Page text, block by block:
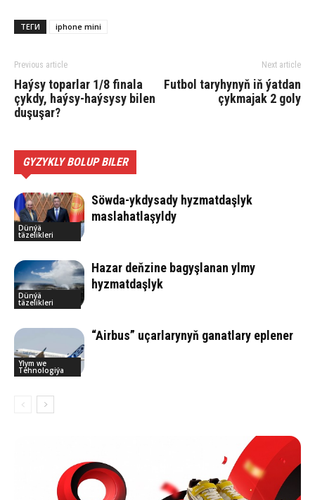
ТЕГИ iphone mini
Previous article
Haýsy toparlar 1/8 finala
çykdy, haýsy-haýsysy bilen
duşuşar?
Next article
Futbol taryhynyň iň ýatdan
çykmajak 2 goly
GYZYKLY BOLUP BILER
Dünýä
täzelikleri
Söwda-ykdysady hyzmatdaşlyk
maslahatlaşyldy
Dünýä
täzelikleri
Hazar deňzine bagyşlanan ylmy
hyzmatdaşlyk
Ylym we
Tehnologiýa
“Airbus” uçarlarynyň ganatlary eplener